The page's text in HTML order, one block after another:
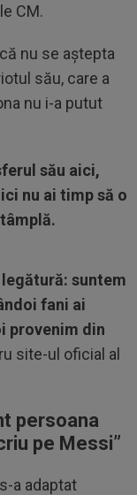
CM.
nu se aștepta
său, care a
nu i-a putut
său aici,
nu ai timp să o
suntem
fani ai
provenim din
site-ul oficial al
persoana
pe Messi”
a adaptat